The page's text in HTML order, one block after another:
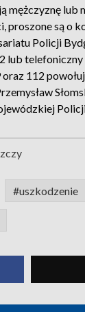
mężczyznę lub
proszone są o
Policji
lub
112
#uszkodzenie